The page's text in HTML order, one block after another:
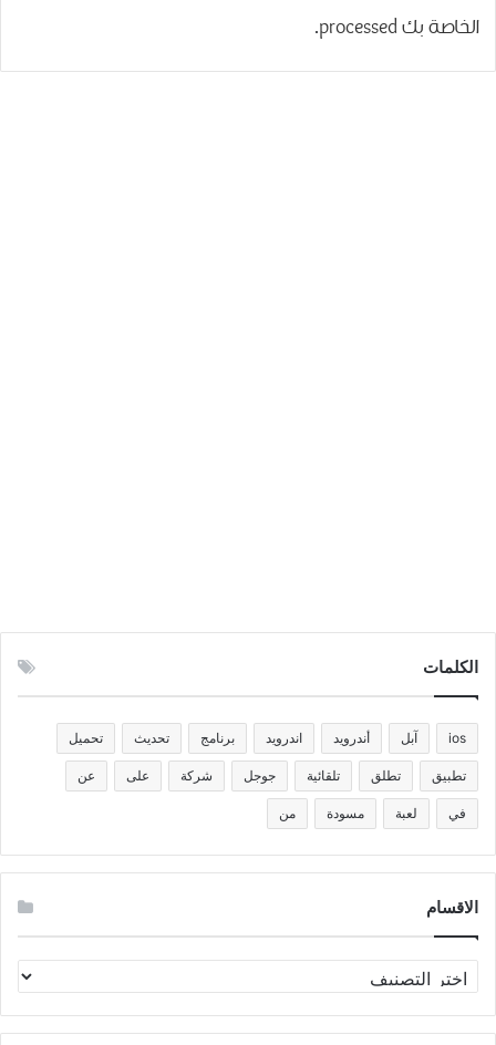
الخاصة بك processed
.
الكلمات
ios آبل أندرويد اندرويد برنامج تحديث تحميل
تطبيق تطلق تلقائية جوجل شركة على عن
في لعبة مسودة من
الاقسام
الاقسام